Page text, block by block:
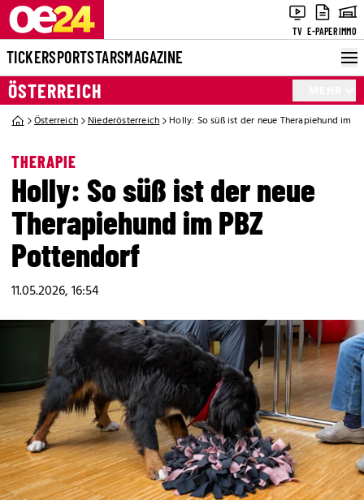
TV E-PAPERIMMO
TICKERSPORTSTARSMAGAZINE
ÖSTERREICH
Österreich Niederösterreich Holly: So süß ist der neue Therapiehund im
THERAPIE
Holly: So süß ist der neue
Therapiehund im PBZ
Pottendorf
11.05.2026, 16:54